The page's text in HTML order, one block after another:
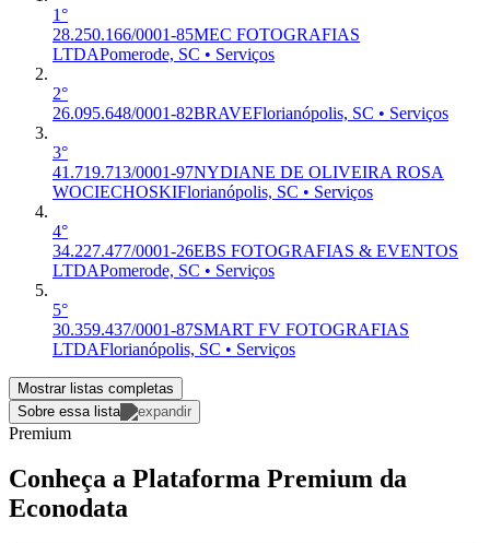
1°
28.250.166/0001-85MEC FOTOGRAFIAS
LTDAPomerode, SC • Serviços
2°
26.095.648/0001-82BRAVEFlorianópolis, SC • Serviços
3°
41.719.713/0001-97NYDIANE DE OLIVEIRA ROSA
WOCIECHOSKIFlorianópolis, SC • Serviços
4°
34.227.477/0001-26EBS FOTOGRAFIAS & EVENTOS
LTDAPomerode, SC • Serviços
5°
30.359.437/0001-87SMART FV FOTOGRAFIAS
LTDAFlorianópolis, SC • Serviços
Mostrar listas completas
Sobre essa lista
Premium
Conheça a Plataforma Premium da
Econodata